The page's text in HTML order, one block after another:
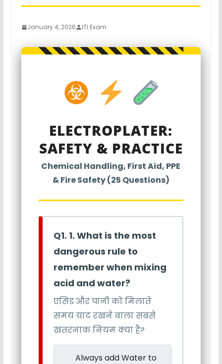
January 4, 2026 ITI Exam
ELECTROPLATER:
SAFETY & PRACTICE
Chemical Handling, First Aid, PPE
& Fire Safety (25 Questions)
Q1. 1. What is the most
dangerous rule to
remember when mixing
acid and water?
एसिड और पानी को मिलाते
समय याद रखने वाला सबसे
खतरनाक नियम क्या है?
Always add Water to